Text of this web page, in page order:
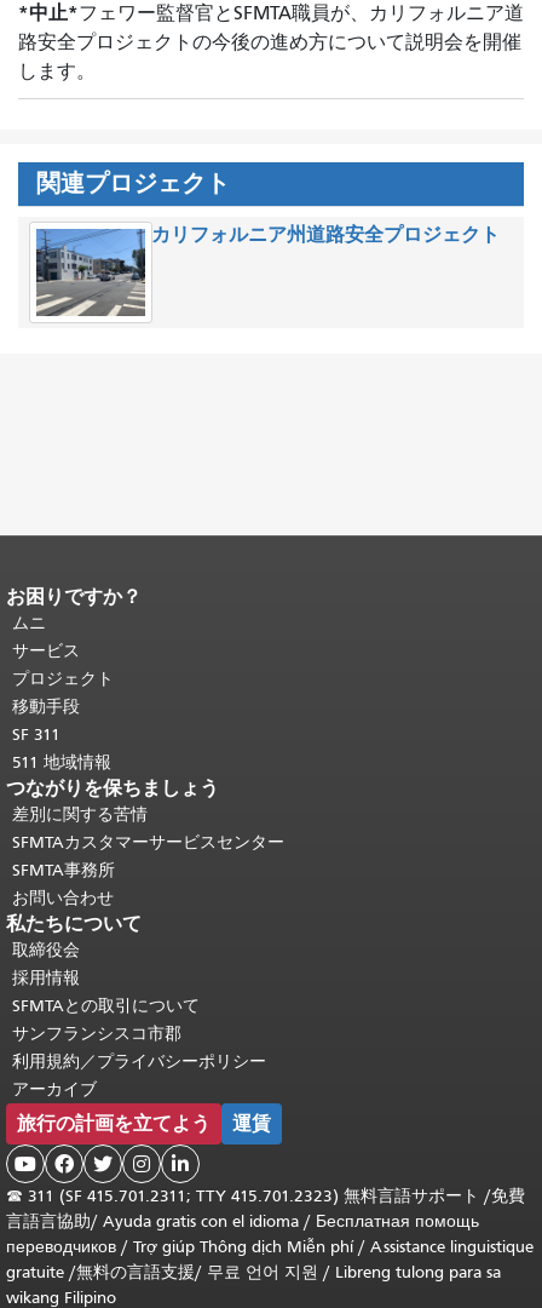
*中止*フェワー監督官とSFMTA職員が、カリフォルニア道
路安全プロジェクトの今後の進め方について説明会を開催
します。
関連プロジェクト
カリフォルニア州道路安全プロジェクト
ページコンテンツの終わり。
ジの残りの部分はすべてのページで繰
り返されます。
頭に戻る。
お困りですか？
ムニ
サービス
プロジェクト
移動手段
SF 311
511 地域情報
つながりを保ちましょう
差別に関する苦情
SFMTAカスタマーサービスセンター
SFMTA事務所
お問い合わせ
私たちについて
取締役会
採用情報
SFMTAとの取引について
サンフランシスコ市郡
利用規約／プライバシーポリシー
アーカイブ
旅行の計画を立てよう 運賃
    
☎ 311 (SF 415.701.2311; TTY 415.701.2323) 無料言語サポート /免費
言語言協助/ Ayuda gratis con el idioma / Бесплатная помощь
переводчиков / Trợ giúp Thông dịch Miễn phí/ Assistance linguistique
gratuite /無料の言語支援/ 무료 언어 지원 / Libreng tulong para sa
wikang Filipino